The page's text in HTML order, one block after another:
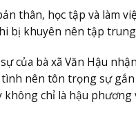
thân, học tập và làm
bị khuyên nên tập
của bà xã Văn Hậu
nên tôn trọng sự gắn
chỉ là hậu